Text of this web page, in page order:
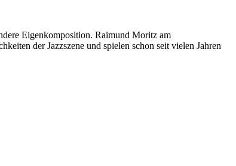
Eigenkomposition. Raimund Moritz am
der Jazzszene und spielen schon seit vielen Jahren